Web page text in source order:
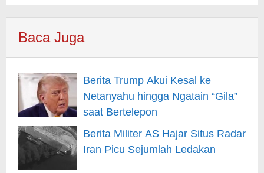
Baca Juga
Berita Trump Akui Kesal ke
Netanyahu hingga Ngatain “Gila”
saat Bertelepon
Berita Militer AS Hajar Situs Radar
Iran Picu Sejumlah Ledakan